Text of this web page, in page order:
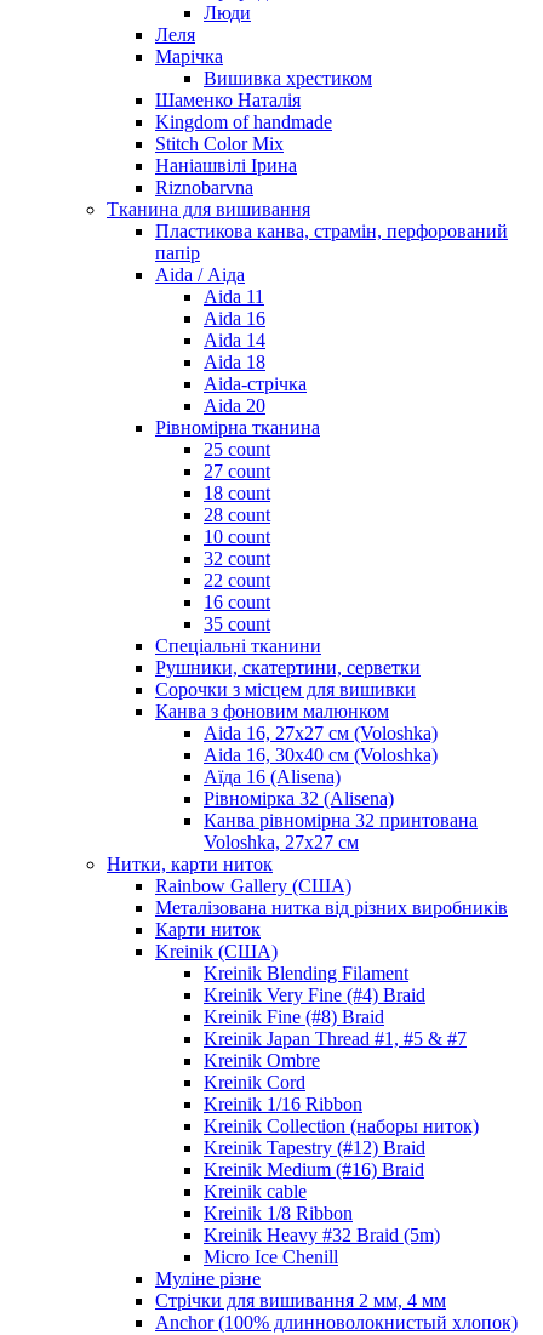
Люди
Леля
Марічка
Вишивка хрестиком
Шаменко Наталія
Kingdom of handmade
Stitch Color Mix
Наніашвілі Ірина
Riznobarvna
Тканина для вишивання
Пластикова канва, страмін, перфорований
папір
Aida / Аіда
Aida 11
Aida 16
Aida 14
Aida 18
Aida-стрічка
Aida 20
Рівномірна тканина
25 count
27 count
18 count
28 count
10 count
32 count
22 count
16 count
35 count
Спеціальні тканини
Рушники, скатертини, серветки
Сорочки з місцем для вишивки
Канва з фоновим малюнком
Aida 16, 27х27 см (Voloshka)
Aida 16, 30х40 см (Voloshka)
Аїда 16 (Alisena)
Рівномірка 32 (Alisena)
Канва рівномірна 32 принтована
Voloshka, 27х27 см
Нитки, карти ниток
Rainbow Gallery (США)
Металізована нитка від різних виробників
Карти ниток
Kreinik (США)
Kreinik Blending Filament
Kreinik Very Fine (#4) Braid
Kreinik Fine (#8) Braid
Kreinik Japan Thread #1, #5 & #7
Kreinik Ombre
Kreinik Cord
Kreinik 1/16 Ribbon
Kreinik Collection (наборы ниток)
Kreinik Tapestry (#12) Braid
Kreinik Medium (#16) Braid
Kreinik cable
Kreinik 1/8 Ribbon
Kreinik Heavy #32 Braid (5m)
Micro Ice Chenill
Муліне різне
Стрічки для вишивання 2 мм, 4 мм
Anchor (100% длинноволокнистый хлопок)